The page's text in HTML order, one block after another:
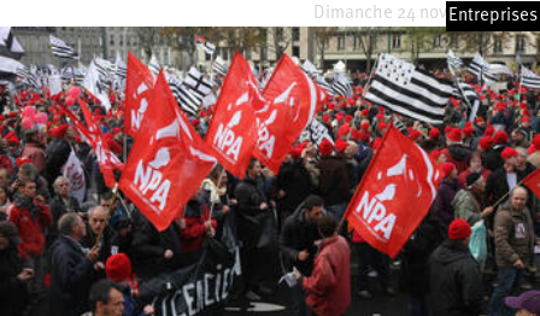
Dimanche 24 novembre 2013
Entreprises